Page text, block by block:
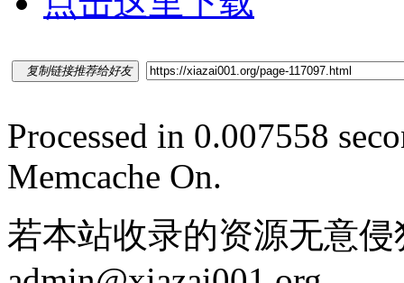
复制链接推荐给好友
Processed in 0.007558
Memcache On.
若本站收录的资源无意